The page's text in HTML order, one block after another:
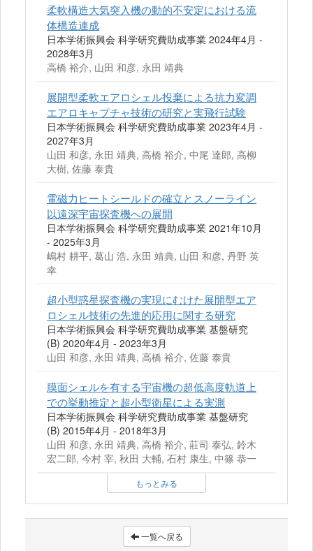
柔軟構造大気突入機の動的不安定における流
体構造連成
日本学術振興会 科学研究費助成事業 2024年4月 -
2028年3月
高橋 裕介, 山田 和彦, 永田 靖典
展開型柔軟エアロシェル投棄による抗力変調
エアロキャプチャ技術の研究と実飛行試験
日本学術振興会 科学研究費助成事業 2023年4月 -
2027年3月
山田 和彦, 永田 靖典, 高橋 裕介, 中尾 達郎, 高柳
大樹, 佐藤 泰貴
電磁力ヒートシールドの確立とスノーライン
以遠深宇宙探査機への展開
日本学術振興会 科学研究費助成事業 2021年10月
- 2025年3月
嶋村 耕平, 葛山 浩, 永田 靖典, 山田 和彦, 丹野 英
幸
超小型惑星探査機の実現にむけた展開型エア
ロシェル技術の先進的応用に関する研究
日本学術振興会 科学研究費助成事業 基盤研究
(B) 2020年4月 - 2023年3月
山田 和彦, 永田 靖典, 高橋 裕介, 佐藤 泰貴
膜面シェルを有する宇宙機の超低高度軌道上
での挙動推定と超小型衛星による実測
日本学術振興会 科学研究費助成事業 基盤研究
(B) 2015年4月 - 2018年3月
山田 和彦, 永田 靖典, 高橋 裕介, 莊司 泰弘, 鈴木
宏二郎, 今村 宰, 秋田 大輔, 石村 康生, 中篠 恭一
もっとみる
一覧へ戻る